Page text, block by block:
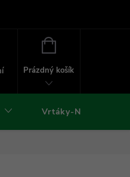
NÁKUPNÍ
Prázdný košík
Vrtáky-Nástroje